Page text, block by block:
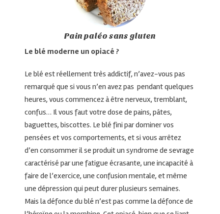
Pain paléo sans gluten
Le blé moderne un opiacé ?
Le blé est réellement très addictif, n’avez-vous pas
remarqué que si vous n’en avez pas pendant quelques
heures, vous commencez à être nerveux, tremblant,
confus… Il vous faut votre dose de pains, pâtes,
baguettes, biscottes. Le blé fini par dominer vos
pensées et vos comportements, et si vous arrêtez
d’en consommer il se produit un syndrome de sevrage
caractérisé par une fatigue écrasante, une incapacité à
faire de l’exercice, une confusion mentale, et même
une dépression qui peut durer plusieurs semaines.
Mais la défonce du blé n’est pas comme la défonce de